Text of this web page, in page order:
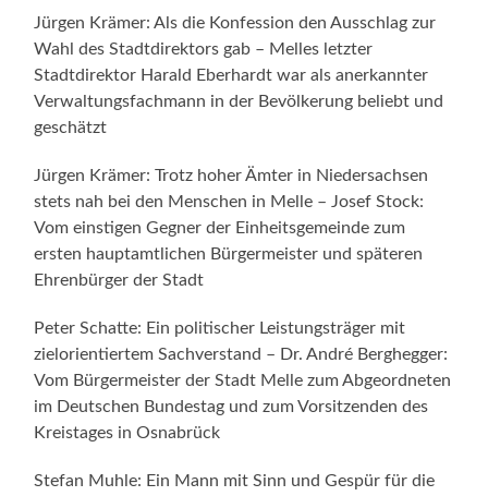
Jürgen Krämer: Als die Konfession den Ausschlag zur
Wahl des Stadtdirektors gab – Melles letzter
Stadtdirektor Harald Eberhardt war als anerkannter
Verwaltungsfachmann in der Bevölkerung beliebt und
geschätzt
Jürgen Krämer: Trotz hoher Ämter in Niedersachsen
stets nah bei den Menschen in Melle – Josef Stock:
Vom einstigen Gegner der Einheitsgemeinde zum
ersten hauptamtlichen Bürgermeister und späteren
Ehrenbürger der Stadt
Peter Schatte: Ein politischer Leistungsträger mit
zielorientiertem Sachverstand – Dr. André Berghegger:
Vom Bürgermeister der Stadt Melle zum Abgeordneten
im Deutschen Bundestag und zum Vorsitzenden des
Kreistages in Osnabrück
Stefan Muhle: Ein Mann mit Sinn und Gespür für die